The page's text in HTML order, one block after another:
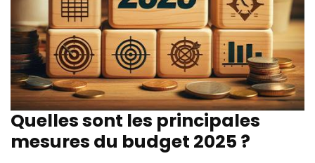
Quelles sont les principales
mesures du budget 2025 ?